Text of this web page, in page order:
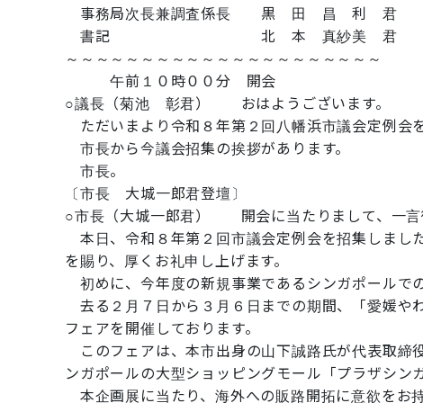
事務局次長兼調査係長 黒 田 昌 利 君
書記 北 本 真紗美 君
～～～～～～～～～～～～～～～～～～～～～
午前１０時００分 開会
○議長（菊池 彰君） おはようございます。
ただいまより令和８年第２回八幡浜市議会定例会
市長から今議会招集の挨拶があります。
市長。
〔市長 大城一郎君登壇〕
○市長（大城一郎君） 開会に当たりまして、一言
本日、令和８年第２回市議会定例会を招集しまし
を賜り、厚くお礼申し上げます。
初めに、今年度の新規事業であるシンガポールで
去る２月７日から３月６日までの期間、「愛媛
フェアを開催しております。
このフェアは、本市出身の山下誠路氏が代表取締
ンガポールの大型ショッピングモール「プラザシン
本企画展に当たり、海外への販路開拓に意欲をお